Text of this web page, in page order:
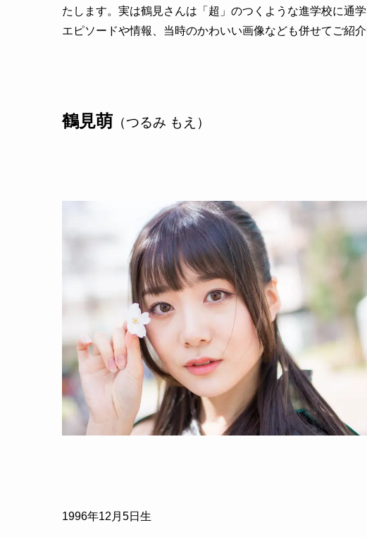
たします。実は鶴見さんは「超」のつくような進学校に通
エピソードや情報、当時のかわいい画像なども併せてご紹
鶴見萌 （つるみ もえ）
1996年12月5日生